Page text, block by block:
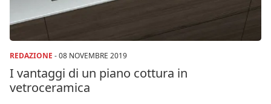
REDAZIONE -08 NOVEMBRE 2019
I vantaggi di un piano cottura in
vetroceramica